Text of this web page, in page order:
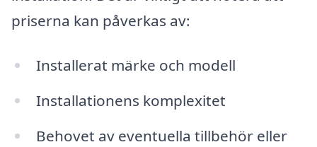
priserna kan påverkas av:
Installerat märke och modell
Installationens komplexitet
Behovet av eventuella tillbehör eller